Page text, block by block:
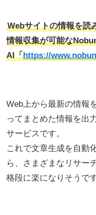
Webサイトの情報を読
情報収集が可能な
AI「https://
Web上から最新の情報
ってまとめた情報を出
サービスです。
これで文章生成を自動
ら、さまざまなリサー
格段に楽になりそうです